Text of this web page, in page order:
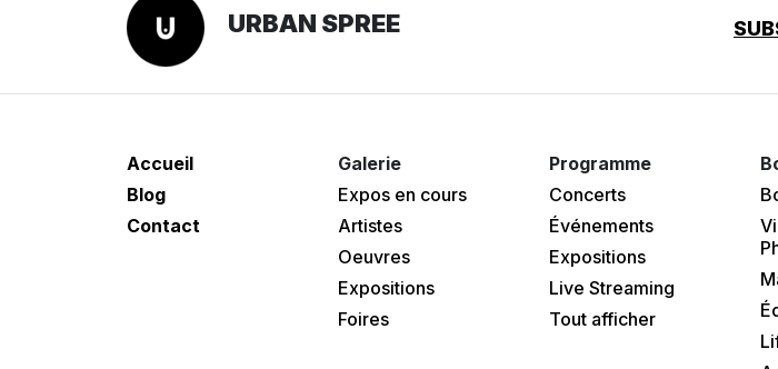
URBAN SPREE
Accueil
Blog
Contact
Galerie
Expos en cours
Artistes
Oeuvres
Expositions
Foires
Programme
Concerts
Événements
Expositions
Live Streaming
Tout afficher